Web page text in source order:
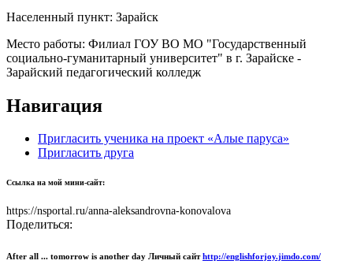
Населенный пункт: Зарайск
Место работы: Филиал ГОУ ВО МО "Государственный
социально-гуманитарный университет" в г. Зарайске -
Зарайский педагогический колледж
Навигация
Пригласить ученика на проект «Алые паруса»
Пригласить друга
Ссылка на мой мини-сайт:
https://nsportal.ru/anna-aleksandrovna-konovalova
Поделиться:
After all ... tomorrow is another day Личный сайтhttp://englishforjoy.jimdo.com/